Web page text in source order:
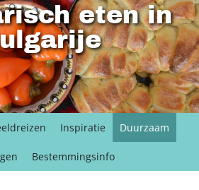
eten in
Inspiratie Duurzaam
Bestemmingsinfo